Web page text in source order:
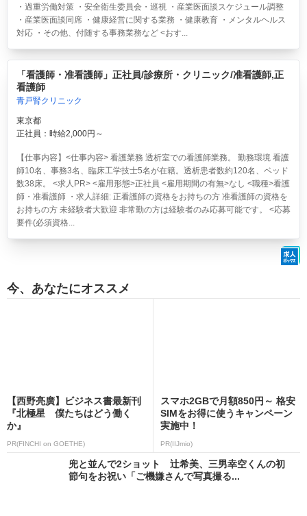
・過重労働対策 ・安全衛生委員会・巡視 ・産業医面談スケジュール調整
・産業医面談同席 ・健康経営に関する業務 ・健康教育 ・メンタルヘルス
対応 ・その他、付随する事務業務など <おす...
「看護師・准看護師」正社員/診療所・クリニック/准看護師,正
看護師
青戸腎クリニック
東京都
正社員：時給2,000円～
【仕事内容】<仕事内容> 看護業務 透析室での看護師業務。 勤務環境 看護
師10名、事務3名、臨床工学技士5名が在籍。透析患者数約120名、ベッド
数38床。 <求人PR> <雇用形態>正社員 <雇用期間の有無>なし <職種>看護
師・准看護師 ・求人詳細: 正看護師の資格をお持ちの方 准看護師の資格を
お持ちの方 未経験者大歓迎 非常勤の方は経験者のみ応募可能です。 <応募
要件(必須資格...
今、あなたにオススメ
【西野亮廣】ビジネス書最新刊
『北極星 僕たちはどう働く
か』
PR(FINCHI on GOETHE)
スマホ2GBで月額850円～ 格安
SIMをお得に使うキャンペーン
実施中！
PR(IIJmio)
兜と並んで2ショット 辻希美、三男幸空くんの初
節句をお祝い「ご機嫌さんで写真撮る...